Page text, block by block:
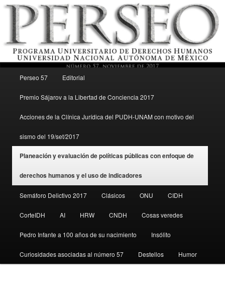
Perseo – PUDH UNAM
Ir al contenido secundario
Perseo 57 Editorial
Premio Sájarov a la Libertad de Conciencia 2017
Acciones de la Clínica Jurídica del PUDH-UNAM con motivo del
sismo del 19/set/2017
Planeación y evaluación de políticas públicas con enfoque de
derechos humanos y el uso de indicadores
Semáforo Delictivo 2017 Clásicos ONU CIDH
CorteIDH AI HRW CNDH Cosas veredes
Pedro Infante a 100 años de su nacimiento Insólito
Curiosidades asociadas al número 57 Destellos Humor